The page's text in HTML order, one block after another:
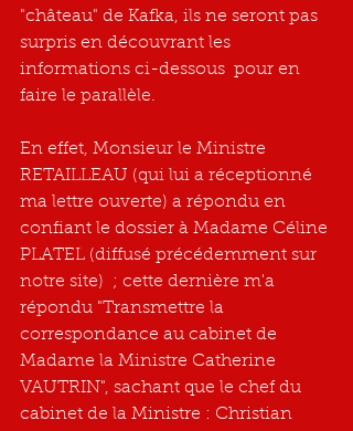
"château" de Kafka, ils ne seront pas
surpris en découvrant les
informations ci-dessous  pour en
faire le parallèle.
En effet, Monsieur le Ministre
RETAILLEAU (qui lui a réceptionné
ma lettre ouverte) a répondu en
confiant le dossier à Madame Céline
PLATEL (diffusé précédemment sur
notre site)  ; cette dernière m'a
répondu "Transmettre la
correspondance au cabinet de
Madame la Ministre Catherine
VAUTRIN", sachant que le chef du
cabinet de la Ministre : Christian